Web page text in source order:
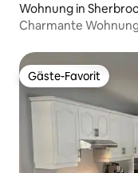
Wohnung in
Charmante
Gäste-Favorit
Gäste-Favorit